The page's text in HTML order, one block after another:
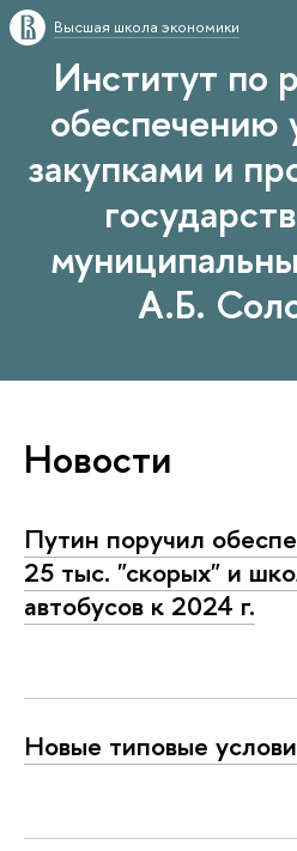
Высшая школа экономики
Институт по
обеспечению
закупками и
А.Б.
Новости
Путин поручил
25 тыс. "скорых" и
автобусов к 2024 г.
Новые типовые